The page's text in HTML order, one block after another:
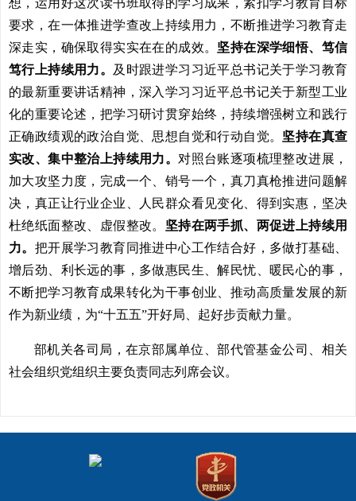
想，运用好这次读书班取得的学习成果，紧扣学习教育目标
要求，在一体推进学查改上持续用力，不断推进学习教育走
深走实，确保取得实实在在的成效。 坚持在深学细悟、笃信
笃行上持续用力。
及时跟进学习习近平总书记关于学习教育
的最新重要讲话精神，深入学习习近平总书记关于新型工业
化的重要论述，把学习研讨贯穿始终，持续增强树立和践行
正确政绩观的政治自觉、思想自觉和行动自觉。 坚持在真查
实改、集中整治上持续用力。 对照台账逐项梳理整改进展，
加大攻坚力度，完成一个、销号一个，真刀真枪推进问题解
决，真正让行业企业、人民群众看见变化、得到实惠，坚决
杜绝纸面整改、虚假整改。 坚持在两手抓、两促进上持续用
力。 把开展学习教育同推进中心工作结合好，多做打基础、
增后劲、利长远的事，多做惠民生、解民忧、暖民心的事，
不断把学习教育成果转化为干事创业、推动高质量发展的新
作为新业绩，为“十五五”开好局、起好步贡献力量。
部机关各司局，在京部属单位、部代管基金公司、相关
社会组织党组织主要负责同志列席会议。